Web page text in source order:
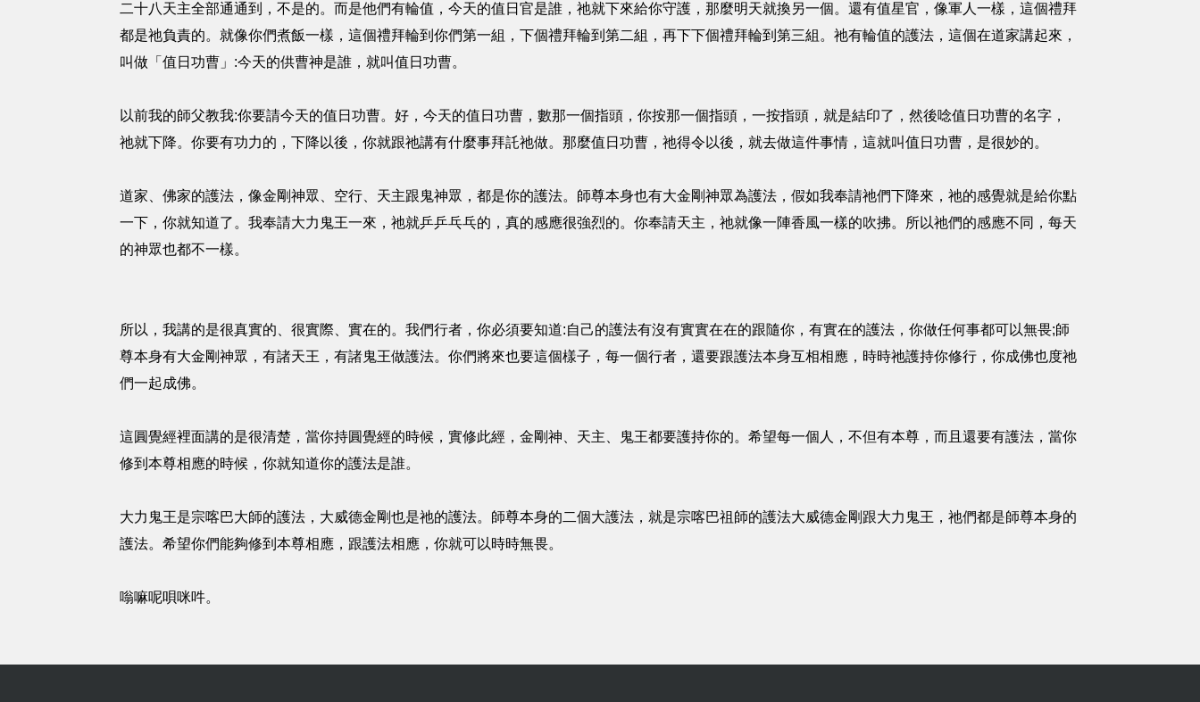
二十八天主全部通通到，不是的。而是他們有輪值，今天的值日官是誰，祂就下來給你守護，那麼明天就換另一個。還有值星官，像軍人一樣，這個禮拜
都是祂負責的。就像你們煮飯一樣，這個禮拜輪到你們第一組，下個禮拜輪到第二組，再下下個禮拜輪到第三組。祂有輪值的護法，這個在道家講起來，
叫做「值日功曹」:今天的供曹神是誰，就叫值日功曹。
以前我的師父教我:你要請今天的值日功曹。好，今天的值日功曹，數那一個指頭，你按那一個指頭，一按指頭，就是結印了，然後唸值日功曹的名字，
祂就下降。你要有功力的，下降以後，你就跟祂講有什麼事拜託祂做。那麼值日功曹，祂得令以後，就去做這件事情，這就叫值日功曹，是很妙的。
道家、佛家的護法，像金剛神眾、空行、天主跟鬼神眾，都是你的護法。師尊本身也有大金剛神眾為護法，假如我奉請祂們下降來，祂的感覺就是給你點
一下，你就知道了。我奉請大力鬼王一來，祂就乒乒乓乓的，真的感應很強烈的。你奉請天主，祂就像一陣香風一樣的吹拂。所以祂們的感應不同，每天
的神眾也都不一樣。
所以，我講的是很真實的、很實際、實在的。我們行者，你必須要知道:自己的護法有沒有實實在在的跟隨你，有實在的護法，你做任何事都可以無畏;師
尊本身有大金剛神眾，有諸天王，有諸鬼王做護法。你們將來也要這個樣子，每一個行者，還要跟護法本身互相相應，時時祂護持你修行，你成佛也度祂
們一起成佛。
這圓覺經裡面講的是很清楚，當你持圓覺經的時候，實修此經，金剛神、天主、鬼王都要護持你的。希望每一個人，不但有本尊，而且還要有護法，當你
修到本尊相應的時候，你就知道你的護法是誰。
大力鬼王是宗喀巴大師的護法，大威德金剛也是祂的護法。師尊本身的二個大護法，就是宗喀巴祖師的護法大威德金剛跟大力鬼王，祂們都是師尊本身的
護法。希望你們能夠修到本尊相應，跟護法相應，你就可以時時無畏。
嗡嘛呢唄咪吽。